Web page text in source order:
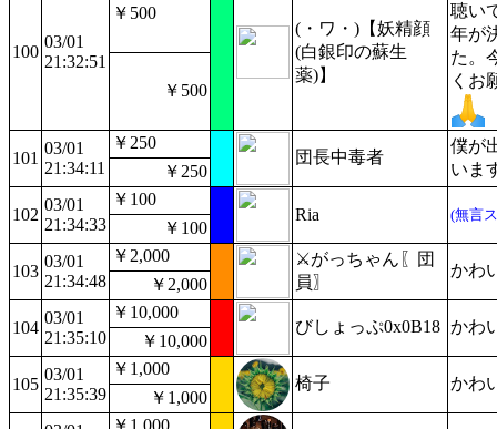
100
03/01
21:32:51
￥500
(・ワ・)【妖精顔
(白銀印の蘇生
薬)】
聴い
年が
た。
くお
￥500
101
03/01
21:34:11
￥250
団長中毒者
僕が
いま
￥250
102
03/01
21:34:33
￥100
Ria
(無言
￥100
103
03/01
21:34:48
￥2,000
⚔️がっちゃん〖団
員〗
かわ
￥2,000
104
03/01
21:35:10
￥10,000
びしょっぷ0x0B18 かわ
￥10,000
105
03/01
21:35:39
￥1,000
椅子 かわ
￥1,000
￥1,000